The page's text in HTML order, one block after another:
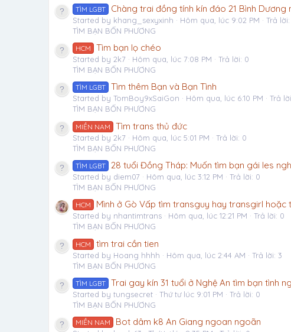
TÌM LGBT Chàng trai đồng tính kín đáo 21 Bình
Started by khang_sexyxinh Hôm qua, lúc 9:02 PM
Trả
TÌM BẠN BỐN PHƯƠNG
HCM Tìm bạn lọ chéo
Started by 2k7 Hôm qua, lúc 7:08 PM
Trả lời: 0
TÌM BẠN BỐN PHƯƠNG
TÌM LGBT Tìm thêm Bạn và Bạn Tình
Started by TomBoy9xSaiGon Hôm qua, lúc 6:10 PM
Trả
TÌM BẠN BỐN PHƯƠNG
MIỀN NAM Tìm trans thủ đức
Started by 2k7 Hôm qua, lúc 5:01 PM
Trả lời: 0
TÌM BẠN BỐN PHƯƠNG
TÌM LGBT 28 tuổi Đồng Tháp: Muốn tìm bạn gái les
Started by diem07 Hôm qua, lúc 3:12 PM
Trả lời: 0
TÌM BẠN BỐN PHƯƠNG
HCM Mình ở Gò Vấp tìm transguy hay transgirl hoặc
Started by nhantimtrans Hôm qua, lúc 12:21 PM
Trả lời: 0
TÌM BẠN BỐN PHƯƠNG
HCM tìm trai cần tien
Started by Hoang hhhh Hôm qua, lúc 2:44 AM
Trả lời: 3
TÌM BẠN BỐN PHƯƠNG
TÌM LGBT Trai gay kín 31 tuổi ở Nghệ An tìm bạn tình
Started by tungsecret Thứ tư lúc 9:01 PM
Trả lời: 0
TÌM BẠN BỐN PHƯƠNG
MIỀN NAM Bot dâm k8 An Giang ngoan ngoãn